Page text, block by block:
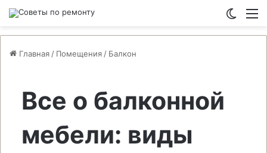
Главная / Помещения / Балкон
Все о балконной
мебели: виды